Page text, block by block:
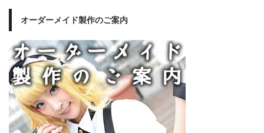
オーダーメイド製作のご案内